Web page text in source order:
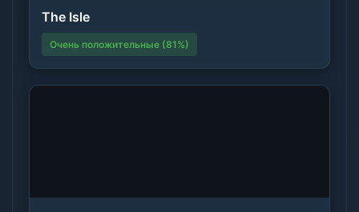
The Isle
Очень положительные (81%)